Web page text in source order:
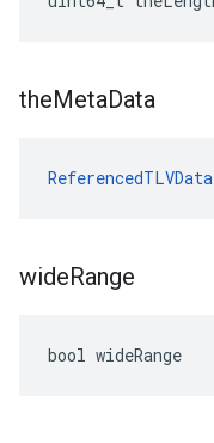
theMetaData
ReferencedTLVData
wideRange
bool wideRange